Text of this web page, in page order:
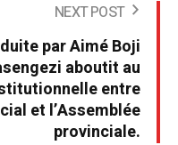
NEXT POST
par Aimé Boji
aboutit au
entre
et l’Assemblée
provinciale.